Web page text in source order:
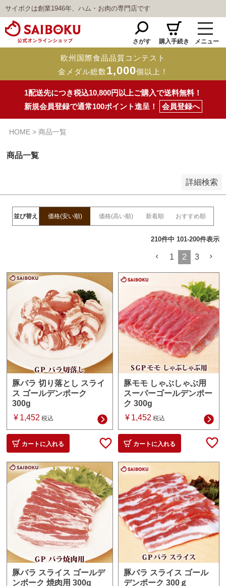
サイボクは創業1946年、ハム・お肉の専門店です
さがす 購入手続き メニュー
欧州国際食品品質コンテスト
金メダル総数1,000個以上！
1配送先につき税込10,800円以上ご購入で送料無料！
新規会員登録で通常100ポイント進呈！
会員登録へ
HOME 商品一覧
商品一覧
詳細検索
予約商品
予約商品のみを表示
価格が高い順
優先度順
レビュー順
キーワードヒット順
並び替え 価格(安い順) 価格(高い順) 新着順 おすすめ順
210件中 101-200件表示
1 2 3
豚バラ 切り落とし スライ
ス ゴールデンポーク
300g
¥ 1,452 税込
カートに入れる
豚モモ しゃぶしゃぶ用
スーパーゴールデンポー
ク 300g
¥ 1,452 税込
カートに入れる
豚バラ スライス ゴールデ
ンポーク 焼肉用 300g
豚バラ スライス ゴール
デンポーク 300ｇ